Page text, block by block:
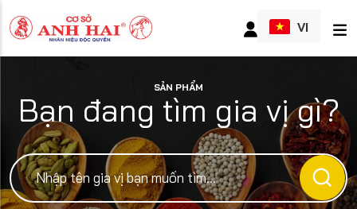
VI
SẢN PHẨM
Bạn đang tìm gia vị gì?